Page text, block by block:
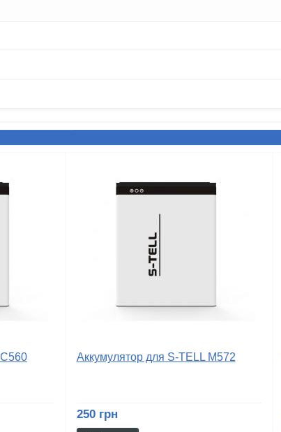
Аккумулятор для S-TELL M572
250 грн